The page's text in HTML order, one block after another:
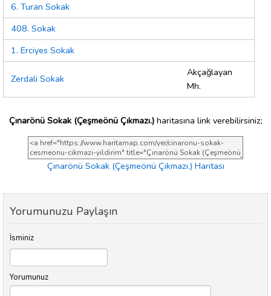
6. Turan Sokak
408. Sokak
1. Erciyes Sokak
Zerdali Sokak
Akçağlayan
Mh.
Çınarönü Sokak (Çeşmeönü Çıkmazı.)haritasına link verebilirsiniz;
Çınarönü Sokak (Çeşmeönü Çıkmazı.) Haritası
Yorumunuzu Paylaşın
İsminiz
Yorumunuz